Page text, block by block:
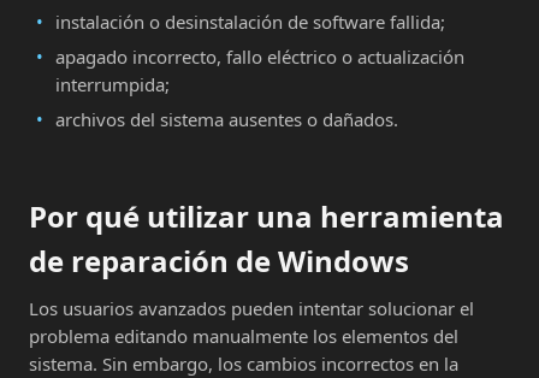
instalación o desinstalación de software fallida;
apagado incorrecto, fallo eléctrico o actualización
interrumpida;
archivos del sistema ausentes o dañados.
Por qué utilizar una herramienta
de reparación de Windows
Los usuarios avanzados pueden intentar solucionar el
problema editando manualmente los elementos del
sistema. Sin embargo, los cambios incorrectos en la